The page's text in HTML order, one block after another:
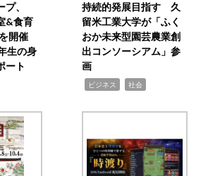
、
&食育
開催
生の身
ート
持続的発展目指す 久
留米工業大学が「ふく
おか未来型園芸農業創
出コンソーシアム」参
画
ビジネス 社会